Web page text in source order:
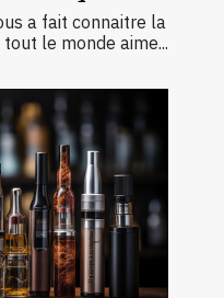
a fait connaitre la
le monde aime...